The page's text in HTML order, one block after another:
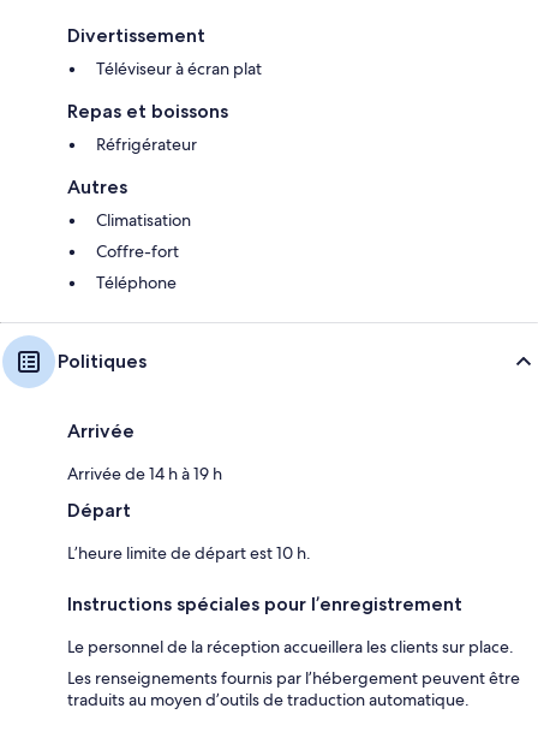
Divertissement
Téléviseur à écran plat
Repas et boissons
Réfrigérateur
Autres
Climatisation
Coffre-fort
Téléphone
Politiques
Arrivée
Arrivée de 14 h à 19 h
Départ
L’heure limite de départ est 10 h.
Instructions spéciales pour l’enregistrement
Le personnel de la réception accueillera les clients sur place.
Les renseignements fournis par l’hébergement peuvent être
traduits au moyen d’outils de traduction automatique.